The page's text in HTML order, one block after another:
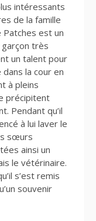
intéressants
de la famille
Patches est un
garçon très
un talent pour
la cour en
à pleins
précipitent
Pendant qu’il
à lui laver le
sœurs
ainsi un
le vétérinaire.
s’est remis
souvenir